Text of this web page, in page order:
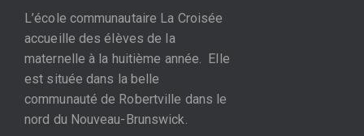
L’école communautaire La Croisée
accueille des élèves de la
maternelle à la huitième année. Elle
est située dans la belle
communauté de Robertville dans le
nord du Nouveau-Brunswick.